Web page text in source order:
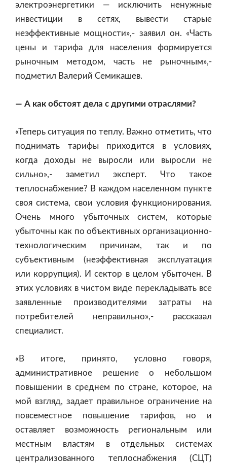
электроэнергетики — исключить ненужные
инвестиции в сетях, вывести старые
неэффективные мощности»,- заявил он. «Часть
цены и тарифа для населения формируется
рыночным методом, часть не рыночным»,-
подметил Валерий Семикашев.
— А как обстоят дела с другими отраслями?
«Теперь ситуация по теплу. Важно отметить, что
поднимать тарифы приходится в условиях,
когда доходы не выросли или выросли не
сильно»,- заметил эксперт. Что такое
теплоснабжение? В каждом населенном пункте
своя система, свои условия функционирования.
Очень много убыточных систем, которые
убыточны как по объективных организационно-
технологическим причинам, так и по
субъективным (неэффективная эксплуатация
или коррупция). И сектор в целом убыточен. В
этих условиях в чистом виде перекладывать все
заявленные производителями затраты на
потребителей неправильно»,- рассказал
специалист.
«В итоге, принято, условно говоря,
административное решение о небольшом
повышении в среднем по стране, которое, на
мой взгляд, задает правильное ограничение на
повсеместное повышение тарифов, но и
оставляет возможность региональным или
местным властям в отдельных системах
централизованного теплоснабжения (СЦТ)